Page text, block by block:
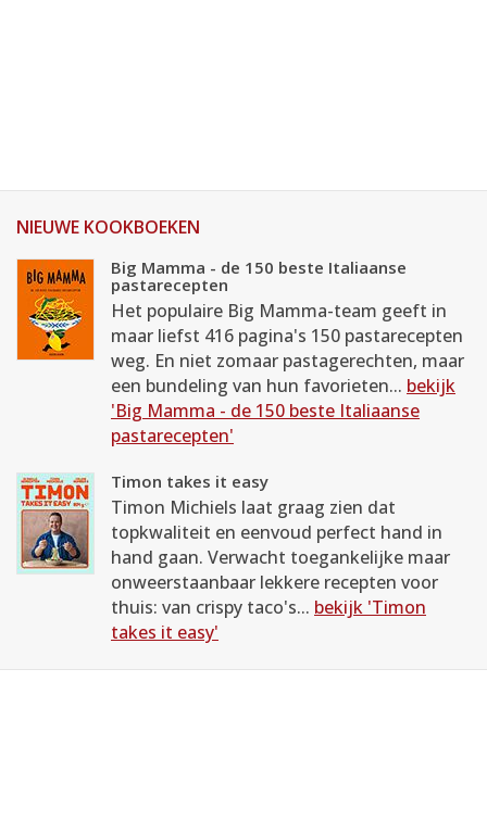
NIEUWE KOOKBOEKEN
Big Mamma - de 150 beste Italiaanse
pastarecepten
Het populaire Big Mamma-team geeft in
maar liefst 416 pagina's 150 pastarecepten
weg. En niet zomaar pastagerechten, maar
een bundeling van hun favorieten... bekijk
'Big Mamma - de 150 beste Italiaanse
pastarecepten'
Timon takes it easy
Timon Michiels laat graag zien dat
topkwaliteit en eenvoud perfect hand in
hand gaan. Verwacht toegankelijke maar
onweerstaanbaar lekkere recepten voor
thuis: van crispy taco's... bekijk 'Timon
takes it easy'